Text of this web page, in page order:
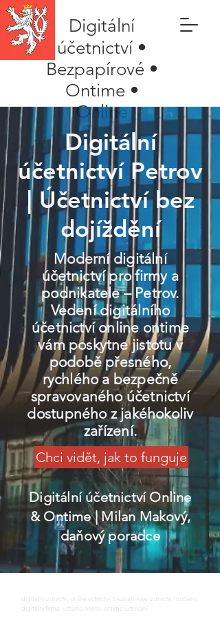
Digitální
účetnictví •
Bezpapírové •
Ontime •
Online
Digitální
účetnictví Petrov
| Účetnictví bez
dojíždění
Moderní digitální
účetnictví pro firmy a
podnikatele – Petrov.
Vedení digitálního
účetnictví online ontime
vám poskytne jistotu v
podobě přesného,
rychlého a bezpečně
spravovaného účetnictví
dostupného z jakéhokoliv
zařízení.
Chci vidět, jak to funguje
Digitální účetnictví Online
& Ontime| Milan Makový,
daňový poradce
digitalni uctnictvi, online uctnictvi, bezpapirove uctnictvi, moderni
digitalni firma, uctarna online, ontime uctovani